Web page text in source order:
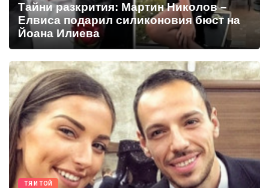
Тайни разкрития: Мартин Николов –
Елвиса подарил силиконовия бюст на
Йоана Илиева
ТЯ И ТОЙ